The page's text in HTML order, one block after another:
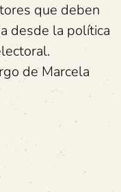
que deben
desde la política
de Marcela